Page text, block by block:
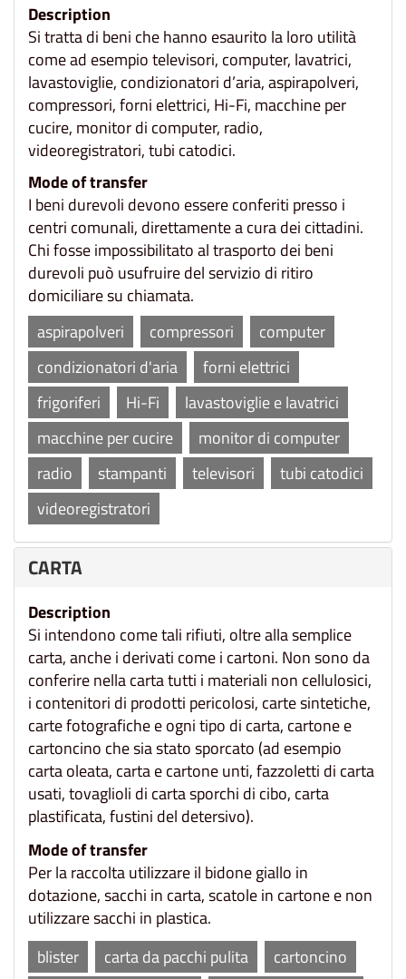
Description
Si tratta di beni che hanno esaurito la loro utilità
come ad esempio televisori, computer, lavatrici,
lavastoviglie, condizionatori d’aria, aspirapolveri,
compressori, forni elettrici, Hi-Fi, macchine per
cucire, monitor di computer, radio,
videoregistratori, tubi catodici.
Mode of transfer
I beni durevoli devono essere conferiti presso i
centri comunali, direttamente a cura dei cittadini.
Chi fosse impossibilitato al trasporto dei beni
durevoli può usufruire del servizio di ritiro
domiciliare su chiamata.
aspirapolveri
compressori
computer
condizionatori d'aria
forni elettrici
frigoriferi
Hi-Fi
lavastoviglie e lavatrici
macchine per cucire
monitor di computer
radio
stampanti televisori
tubi catodici
videoregistratori
CARTA
Description
Si intendono come tali rifiuti, oltre alla semplice
carta, anche i derivati come i cartoni. Non sono da
conferire nella carta tutti i materiali non cellulosici,
i contenitori di prodotti pericolosi, carte sintetiche,
carte fotografiche e ogni tipo di carta, cartone e
cartoncino che sia stato sporcato (ad esempio
carta oleata, carta e cartone unti, fazzoletti di carta
usati, tovaglioli di carta sporchi di cibo, carta
plastificata, fustini del detersivo).
Mode of transfer
Per la raccolta utilizzare il bidone giallo in
dotazione, sacchi in carta, scatole in cartone e non
utilizzare sacchi in plastica.
blister
carta da pacchi pulita
cartoncino